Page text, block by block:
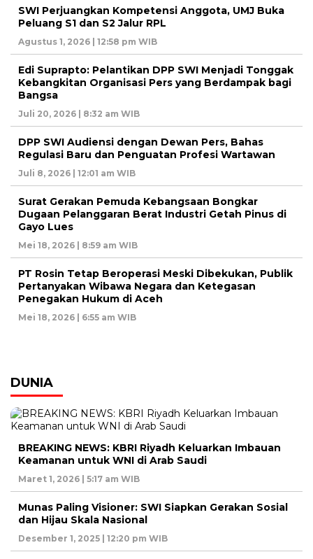
SWI Perjuangkan Kompetensi Anggota, UMJ Buka
Peluang S1 dan S2 Jalur RPL
Agustus 1, 2026 | 12:58 pm WIB
Edi Suprapto: Pelantikan DPP SWI Menjadi Tonggak
Kebangkitan Organisasi Pers yang Berdampak bagi
Bangsa
Juli 20, 2026 | 8:32 am WIB
DPP SWI Audiensi dengan Dewan Pers, Bahas
Regulasi Baru dan Penguatan Profesi Wartawan
Juli 8, 2026 | 12:01 am WIB
Surat Gerakan Pemuda Kebangsaan Bongkar
Dugaan Pelanggaran Berat Industri Getah Pinus di
Gayo Lues
Mei 18, 2026 | 8:59 am WIB
PT Rosin Tetap Beroperasi Meski Dibekukan, Publik
Pertanyakan Wibawa Negara dan Ketegasan
Penegakan Hukum di Aceh
Mei 18, 2026 | 6:55 am WIB
DUNIA
BREAKING NEWS: KBRI Riyadh Keluarkan Imbauan
Keamanan untuk WNI di Arab Saudi
Maret 1, 2026 | 5:17 am WIB
Munas Paling Visioner: SWI Siapkan Gerakan Sosial
dan Hijau Skala Nasional
Desember 1, 2025 | 12:20 pm WIB